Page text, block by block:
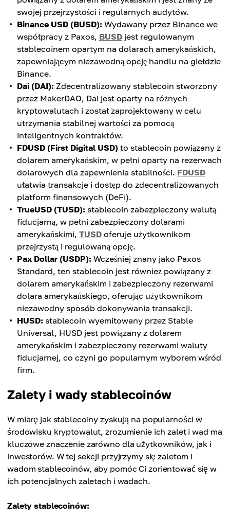
swojej przejrzystości i regularnych audytów.
Binance USD (BUSD): Wydawany przez Binance we
współpracy z Paxos, BUSD jest regulowanym
stablecoinem opartym na dolarach amerykańskich,
zapewniającym niezawodną opcję handlu na giełdzie
Binance.
Dai (DAI): Zdecentralizowany stablecoin stworzony
przez MakerDAO, Dai jest oparty na różnych
kryptowalutach i został zaprojektowany w celu
utrzymania stabilnej wartości za pomocą
inteligentnych kontraktów.
FDUSD (First Digital USD) to stablecoin powiązany z
dolarem amerykańskim, w pełni oparty na rezerwach
dolarowych dla zapewnienia stabilności. FDUSD
ułatwia transakcje i dostęp do zdecentralizowanych
platform finansowych (DeFi).
TrueUSD (TUSD): stablecoin zabezpieczony walutą
fiducjarną, w pełni zabezpieczony dolarami
amerykańskimi, TUSD oferuje użytkownikom
przejrzystą i regulowaną opcję.
Pax Dollar (USDP): Wcześniej znany jako Paxos
Standard, ten stablecoin jest również powiązany z
dolarem amerykańskim i zabezpieczony rezerwami
dolara amerykańskiego, oferując użytkownikom
niezawodny sposób dokonywania transakcji.
HUSD: stablecoin wyemitowany przez Stable
Universal, HUSD jest powiązany z dolarem
amerykańskim i zabezpieczony rezerwami waluty
fiducjarnej, co czyni go popularnym wyborem wśród
firm.
Zalety i wady stablecoinów
W miarę jak stablecoiny zyskują na popularności w
środowisku kryptowalut, zrozumienie ich zalet i wad ma
kluczowe znaczenie zarówno dla użytkowników, jak i
inwestorów. W tej sekcji przyjrzymy się zaletom i
wadom stablecoinów, aby pomóc Ci zorientować się w
ich potencjalnych zaletach i wadach.
Zalety stablecoinów: